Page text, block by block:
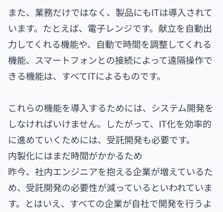
また、業務だけではなく、製品にもITは導入されて
います。たとえば、電子レンジです。献立を自動出
力してくれる機能や、自動で時間を調整してくれる
機能、スマートフォンとの接続によって遠隔操作で
きる機能は、すべてITによるものです。
これらの機能を導入するためには、システム開発を
しなければいけません。したがって、IT化を効率的
に進めていくためには、受託開発も必要です。
内製化にはまだ時間がかかるため
昨今、社内エンジニアを抱える企業が増えているた
め、受託開発の必要性が減っているといわれていま
す。とはいえ、すべての企業が自社で開発を行うよ